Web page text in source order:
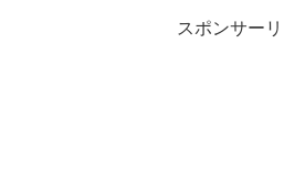
スポンサー